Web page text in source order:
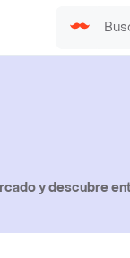
y descubre